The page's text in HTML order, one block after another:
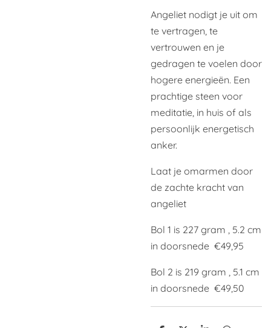
Angeliet nodigt je uit om
te vertragen, te
vertrouwen en je
gedragen te voelen door
hogere energieën. Een
prachtige steen voor
meditatie, in huis of als
persoonlijk energetisch
anker.
Laat je omarmen door
de zachte kracht van
angeliet
Bol 1 is 227 gram , 5.2 cm
in doorsnede €49,95
Bol 2 is 219 gram , 5.1 cm
in doorsnede €49,50